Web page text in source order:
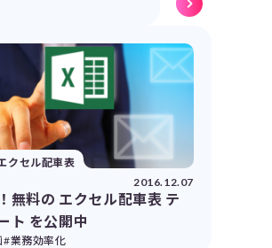
クセル配車表
2016.12.07
無料の エクセル配車表 テ
ト を公開中
#業務効率化